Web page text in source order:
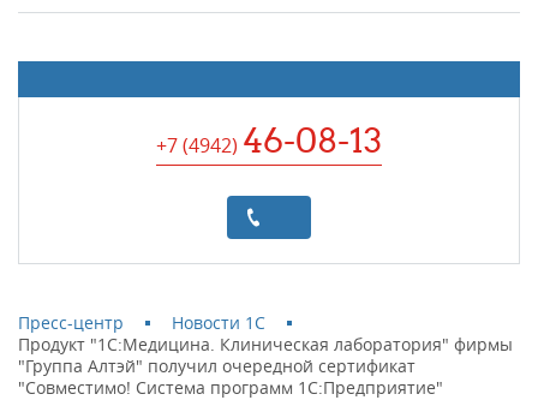
+7 (4942) 46-08-13
Пресс-центр
Новости 1С
Продукт "1С:Медицина. Клиническая лаборатория" фирмы
"Группа Алтэй" получил очередной сертификат
"Совместимо! Система программ 1С:Предприятие"